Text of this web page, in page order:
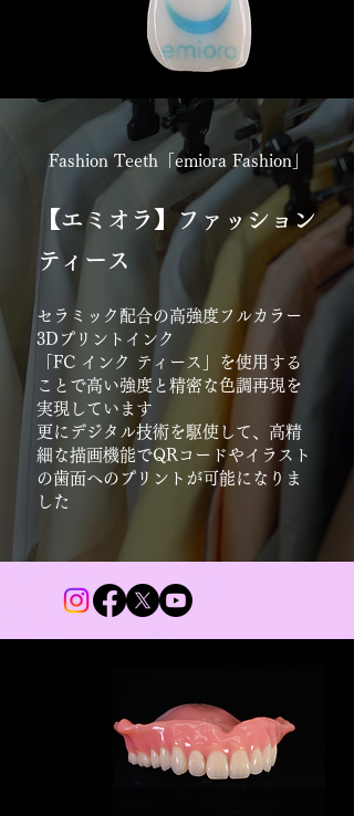
セラミック配合の高強度フルカラー
3Dプリントインク
「FC インク ティース」を使用する
ことで高い強度と精密な色調再現を
実現しています
更にデジタル技術を駆使して、高精
細な描画機能でQRコードやイラスト
の歯面へのプリントが可能になりま
した
【エミオラ】ファッション
ティース
Fashion Teeth「emiora Fashion」